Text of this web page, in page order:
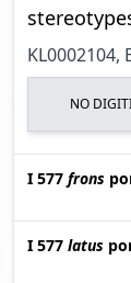
KL0002104,
NO
I 577 frons
I 577 latus